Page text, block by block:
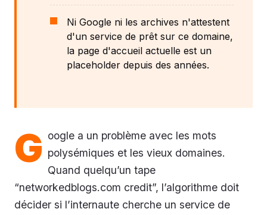
Ni Google ni les archives n'attestent
d'un service de prêt sur ce domaine,
la page d'accueil actuelle est un
placeholder depuis des années.
G oogle a un problème avec les mots
polysémiques et les vieux domaines.
Quand quelqu’un tape
“networkedblogs.com credit”, l’algorithme doit
décider si l’internaute cherche un service de